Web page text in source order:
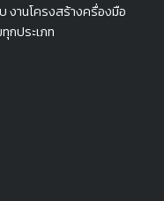
งานโครงสร้างครื่องมือ
กประเภท